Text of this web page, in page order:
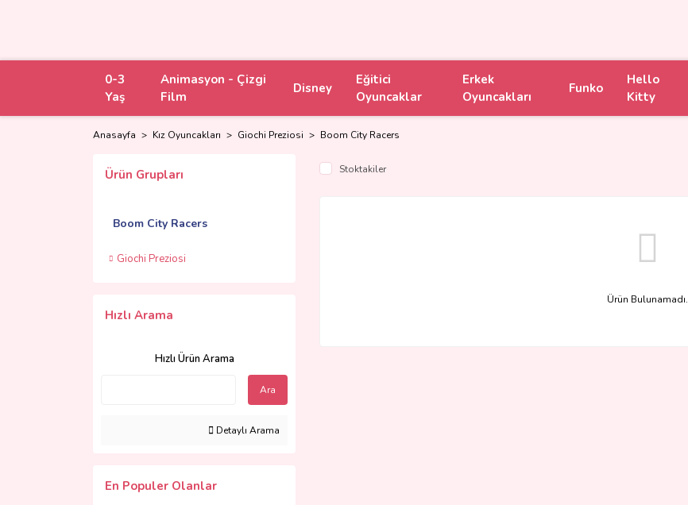
0-3
Yaş
Animasyon - Çizgi
Film
Disney
Eğitici
Oyuncaklar
Erkek
Oyuncakları
Funko
Hello
Kitty
Anasayfa Kız Oyuncakları Giochi Preziosi Boom City Racers
Ürün Grupları
Boom City Racers
Giochi Preziosi
Hızlı Arama
Hızlı Ürün Arama
Ara
Detaylı Arama
En Populer Olanlar
Stoktakiler
Ürün Bulunamadı.